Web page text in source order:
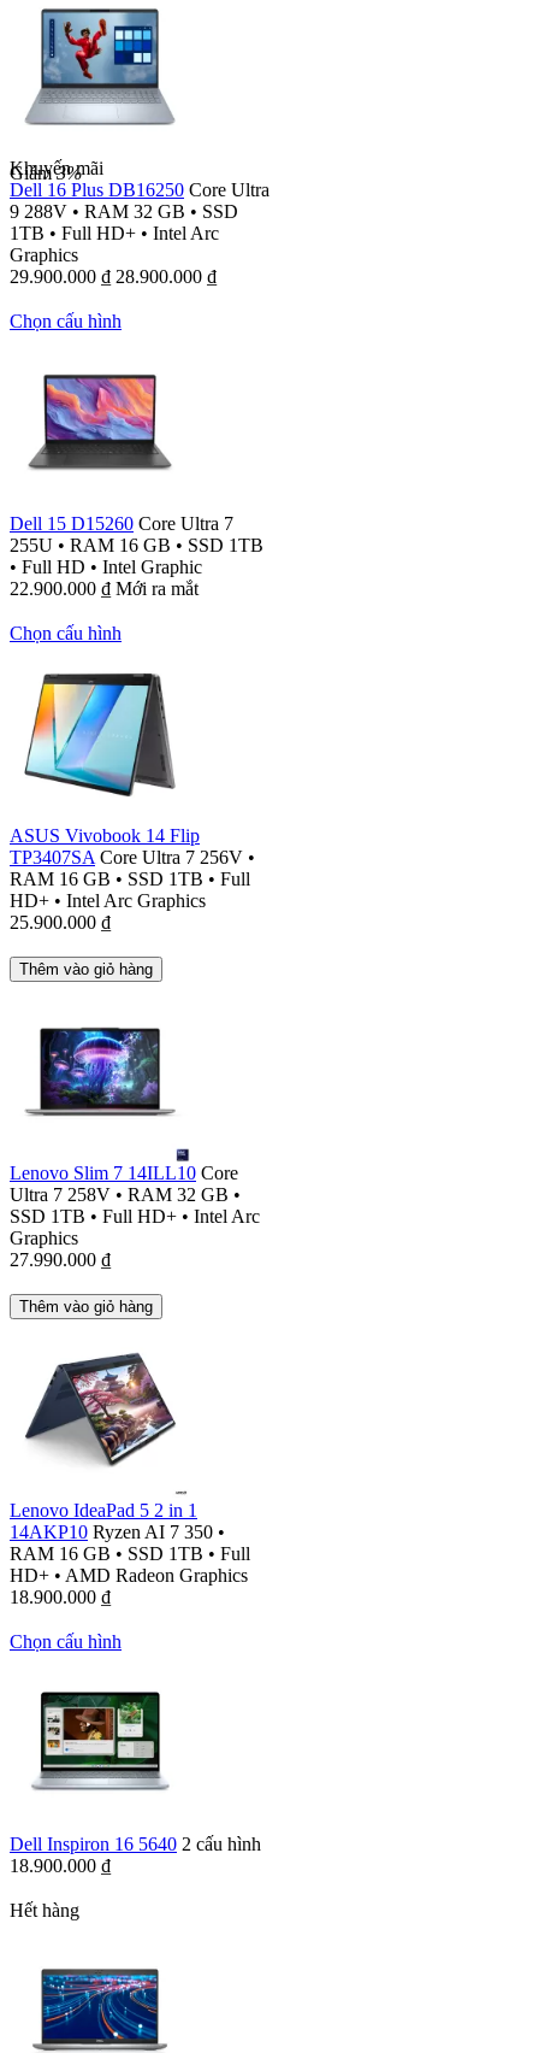
Giảm3%
Khuyến mãi
Dell 16 Plus DB16250 Core Ultra
9 288V • RAM 32 GB • SSD
1TB • Full HD+ • Intel Arc
Graphics
29.900.000 ₫ 28.900.000 ₫
Chọn cấu hình
Dell 15 D15260 Core Ultra 7
255U • RAM 16 GB • SSD 1TB
• Full HD • Intel Graphic
22.900.000 ₫ Mới ra mắt
Chọn cấu hình
ASUS Vivobook 14 Flip
TP3407SA Core Ultra 7 256V •
RAM 16 GB • SSD 1TB • Full
HD+ • Intel Arc Graphics
25.900.000 ₫
Thêm vào giỏ hàng
Lenovo Slim 7 14ILL10 Core
Ultra 7 258V • RAM 32 GB •
SSD 1TB • Full HD+ • Intel Arc
Graphics
27.990.000 ₫
Thêm vào giỏ hàng
Lenovo IdeaPad 5 2 in 1
14AKP10 Ryzen AI 7 350 •
RAM 16 GB • SSD 1TB • Full
HD+ • AMD Radeon Graphics
18.900.000 ₫
Chọn cấu hình
Dell Inspiron 16 5640 2 cấu hình
18.900.000 ₫
Hết hàng